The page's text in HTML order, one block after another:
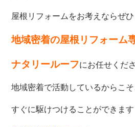
屋根リフォームをお考えならぜひ
地域密着の屋根リフォーム
ナタリールーフにお任せくだ
地域密着で活動しているからこそ
すぐに駆けつけることができます